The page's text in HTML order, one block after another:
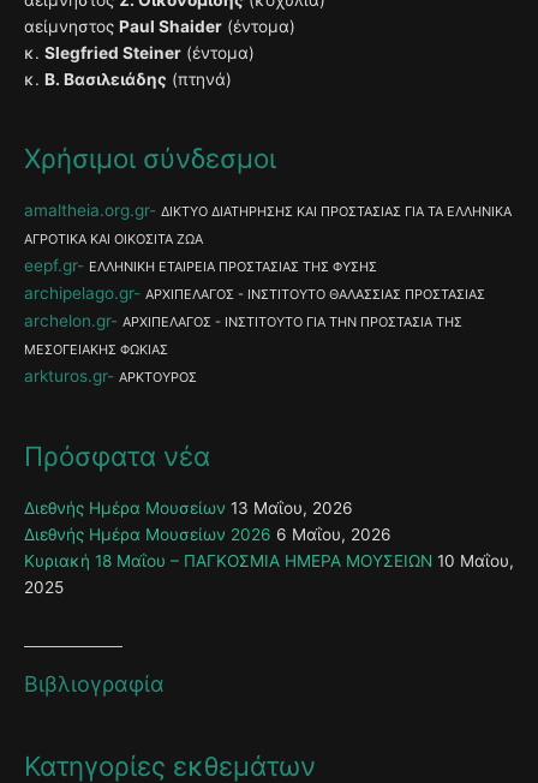
αείμνηστος Paul Shaider (έντομα)
κ. Slegfried Steiner (έντομα)
κ. Β. Βασιλειάδης (πτηνά)
Χρήσιμοι σύνδεσμοι
amaltheia.org.gr
ΔΙΚΤΥΟ ΔΙΑΤΗΡΗΣΗΣ ΚΑΙ ΠΡΟΣΤΑΣΙΑΣ ΓΙΑ ΤΑ ΕΛΛΗΝΙΚΑ
ΑΓΡΟΤΙΚΑ ΚΑΙ ΟΙΚΟΣΙΤΑ ΖΩΑ
eepf.gr ΕΛΛΗΝΙΚΗ ΕΤΑΙΡΕΙΑ ΠΡΟΣΤΑΣΙΑΣ ΤΗΣ ΦΥΣΗΣ
archipelago.gr ΑΡΧΙΠΕΛΑΓΟΣ - ΙΝΣΤΙΤΟΥΤΟ ΘΑΛΑΣΣΙΑΣ ΠΡΟΣΤΑΣΙΑΣ
archelon.gr
ΑΡΧΙΠΕΛΑΓΟΣ - ΙΝΣΤΙΤΟΥΤΟ ΓΙΑ ΤΗΝ ΠΡΟΣΤΑΣΙΑ ΤΗΣ
ΜΕΣΟΓΕΙΑΚΗΣ ΦΩΚΙΑΣ
arkturos.gr ΑΡΚΤΟΥΡΟΣ
Πρόσφατα νέα
Διεθνής Ημέρα Μουσείων 13 Μαΐου, 2026
Διεθνής Ημέρα Μουσείων 2026 6 Μαΐου, 2026
Κυριακή 18 Μαΐου – ΠΑΓΚΟΣΜΙΑ ΗΜΕΡΑ ΜΟΥΣΕΙΩΝ 10 Μαΐου,
2025
Βιβλιογραφία
Κατηγορίες εκθεμάτων